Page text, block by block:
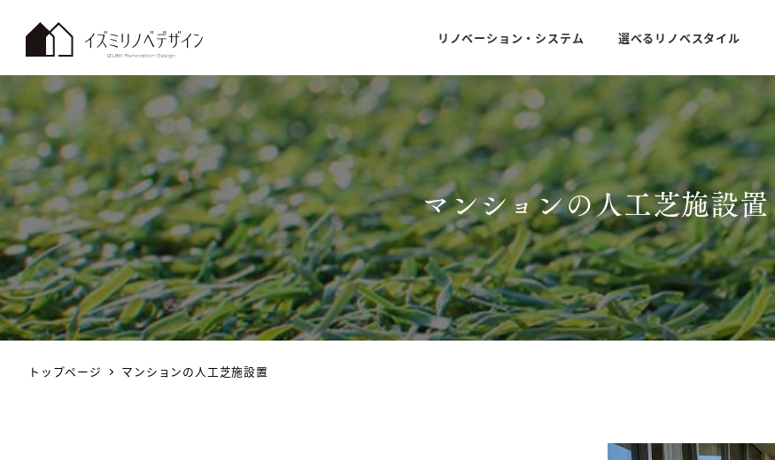
リノベーション・システム 選べるリノベスタイル
マンションの人工芝施設置
トップページ マンションの人工芝施設置